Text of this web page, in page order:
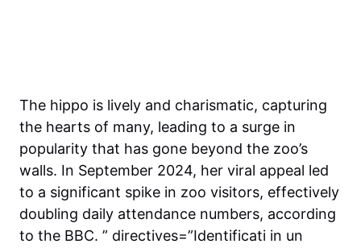
The hippo is lively and charismatic, capturing
the hearts of many, leading to a surge in
popularity that has gone beyond the zoo’s
walls. In September 2024, her viral appeal led
to a significant spike in zoo visitors, effectively
doubling daily attendance numbers, according
to the BBC. ” directives=”Identificati in un